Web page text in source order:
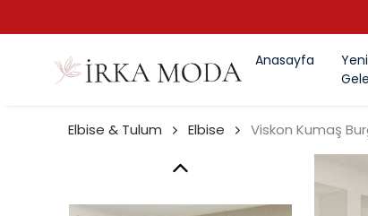
Anasayfa
Yeni
Elbise & Tulum Elbise Viskon Kumaş